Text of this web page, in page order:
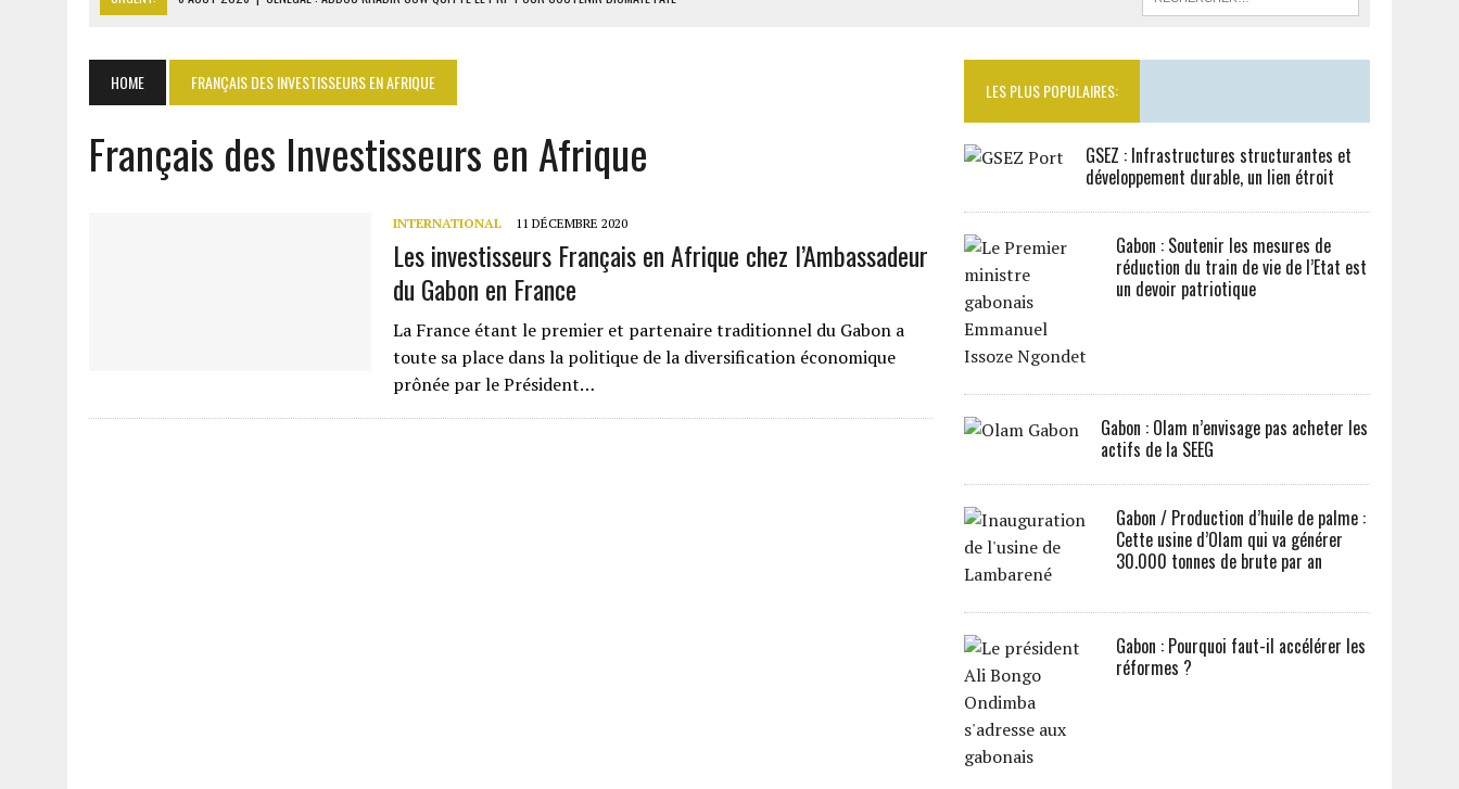
6 AOÛT 2026 | RWANDA : LES MÉNAGES APPELÉS À DEVENIR PRODUCTEURS D’ÉLECTRICITÉ SOLAIRE
MONDIAL 2030 : INFANTINO ACCUSÉ D’AVOIR PROMIS LA FINALE AU MAROC
HOME FRANÇAIS DES INVESTISSEURS EN AFRIQUE
Français des Investisseurs en Afrique
INTERNATIONAL 11 DÉCEMBRE 2020
Les investisseurs Français en Afrique chez l’Ambassadeur
du Gabon en France
La France étant le premier et partenaire traditionnel du Gabon a
toute sa place dans la politique de la diversification économique
prônée par le Président…
LES PLUS POPULAIRES:
GSEZ : Infrastructures structurantes et
développement durable, un lien étroit
Gabon : Soutenir les mesures de
réduction du train de vie de l’Etat est
un devoir patriotique
Gabon : Olam n’envisage pas acheter les
actifs de la SEEG
Gabon / Production d’huile de palme :
Cette usine d’Olam qui va générer
30.000 tonnes de brute par an
Gabon : Pourquoi faut-il accélérer les
réformes ?